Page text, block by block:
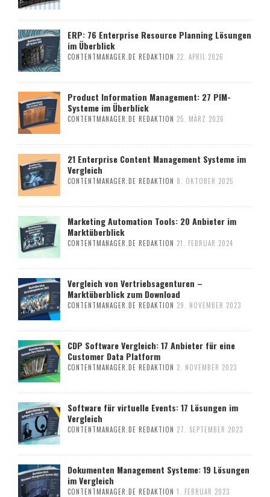
ERP: 76 Enterprise Resource Planning Lösungen
im Überblick
CONTENTMANAGER.DE REDAKTION 22. APRIL 2026
Product Information Management: 27 PIM-
Systeme im Überblick
CONTENTMANAGER.DE REDAKTION 25. MÄRZ 2026
21 Enterprise Content Management Systeme im
Vergleich
CONTENTMANAGER.DE REDAKTION 8. OKTOBER 2025
Marketing Automation Tools: 20 Anbieter im
Marktüberblick
CONTENTMANAGER.DE REDAKTION 21. FEBRUAR 2024
Vergleich von Vertriebsagenturen –
Marktüberblick zum Download
CONTENTMANAGER.DE REDAKTION 29. NOVEMBER 2023
CDP Software Vergleich: 17 Anbieter für eine
Customer Data Platform
CONTENTMANAGER.DE REDAKTION 2. NOVEMBER 2023
Software für virtuelle Events: 17 Lösungen im
Vergleich
CONTENTMANAGER.DE REDAKTION 27. SEPTEMBER 2023
Dokumenten Management Systeme: 19 Lösungen
im Vergleich
CONTENTMANAGER.DE REDAKTION 1. FEBRUAR 2023